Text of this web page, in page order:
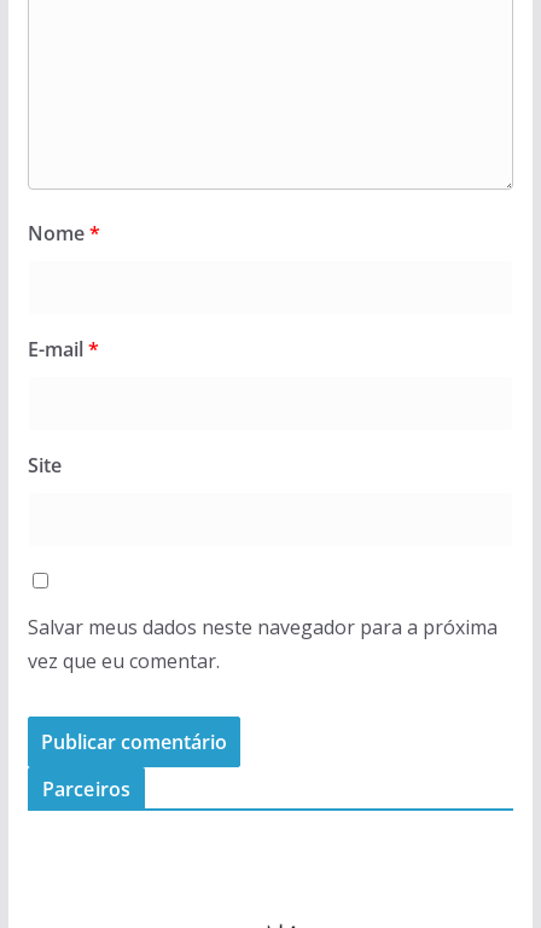
Nome*
E-mail*
Site
Salvar meus dados neste navegador para a próxima
vez que eu comentar.
Parceiros